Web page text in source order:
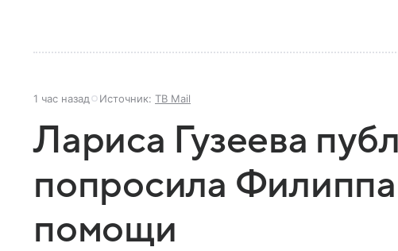
1 час назад Источник: ТВ Mail
Лариса Гузеева
попросила
помощи